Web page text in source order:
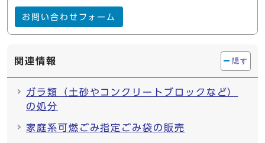
お問い合わせフォーム
関連情報 隠す
ガラ類（土砂やコンクリートブロックなど）
の処分
家庭系可燃ごみ指定ごみ袋の販売